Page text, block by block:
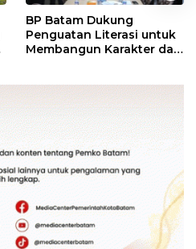
BP Batam Dukung
Penguatan Literasi untuk
Membangun Karakter dan